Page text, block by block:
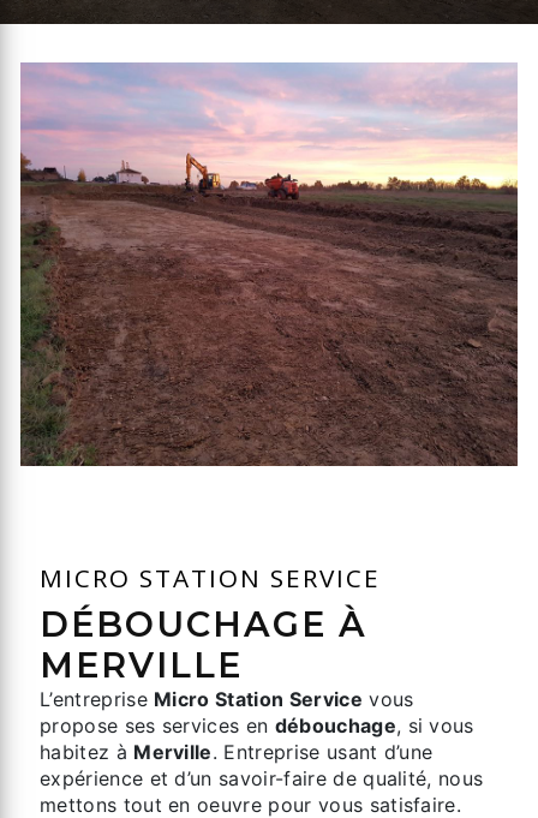
MICRO STATION SERVICE
DÉBOUCHAGE À
MERVILLE
L’entreprise Micro Station Service vous
propose ses services en débouchage, si vous
habitez à Merville. Entreprise usant d’une
expérience et d’un savoir-faire de qualité, nous
mettons tout en oeuvre pour vous satisfaire.